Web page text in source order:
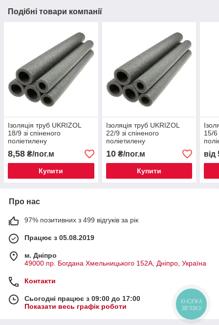
Подібні товари компанії
Ізоляція труб UKRIZOL
18/9 зі спіненого
поліетилену
8,58 ₴/пог.м
Купити
Ізоляція труб UKRIZOL
22/9 зі спіненого
поліетилену
10₴/пог.м
Купити
15/6
від
Про нас
97% позитивних з 499 відгуків за рік
Працює з 05.08.2019
м. Дніпро
49000 пр. Богдана Хмельницького 152А, Дніпро, Україна
Контакти
Сьогодні працює з 09:00 до 17:00
Показати весь графік роботи
КНОПКА
ЗВ'ЯЗКУ